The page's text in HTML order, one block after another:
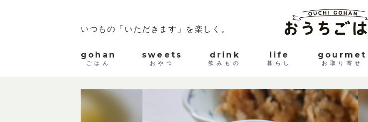
いつもの「いただきます」を楽しく。
gohan
ごはん
sweets
おやつ
drink
飲みもの
life
暮らし
gourmet
お取り寄せ